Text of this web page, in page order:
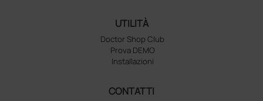
UTILITÀ
Doctor Shop Club
Prova DEMO
Installazioni
CONTATTI